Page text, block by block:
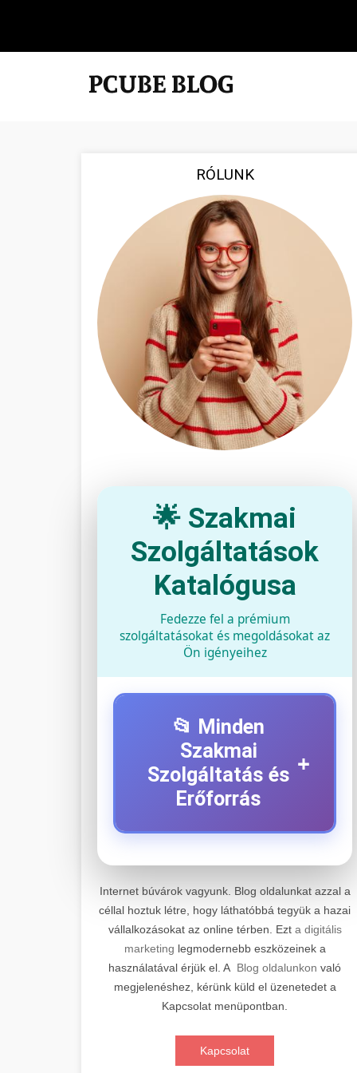
RÓLUNK
🌟 Szakmai
Szolgáltatások
Katalógusa
Fedezze fel a prémium
szolgáltatásokat és megoldásokat az
Ön igényeihez
📂 Minden
Szakmai
Szolgáltatás és
Erőforrás
+
+
Professzionális elektromos roller
javítási és karbantartási szolgáltatások.
Szakértő technikusaink minőségi
szervízt nyújtanak minden jelentős
márkához és modellhez.
Szervizközpont Látogatása
📊 2. Online Marketing
Ügynökség
+
Átfogó online marketing
szolgáltatások, beleértve a SEO-t,
közösségi média kezelést és digitális
hirdetéseket. Növekedés elérése
Elektromos Roller
Internet búvárok vagyunk. Blog oldalunkat azzal a
céllal hoztuk létre, hogy láthatóbbá tegyük a hazai
vállalkozásokat az online térben. Ezt a digitális
marketing legmodernebb eszközeinek a
használatával érjük el. A Blog oldalunkon való
megjelenéshez, kérünk küld el üzenetedet a
Kapcsolat menüpontban.
Kapcsolat